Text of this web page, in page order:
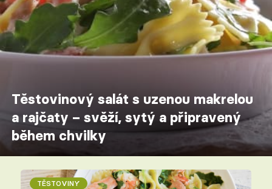
Těstovinový salát s uzenou makrelou
a rajčaty – svěží, sytý a připravený
během chvilky
TĚSTOVINY